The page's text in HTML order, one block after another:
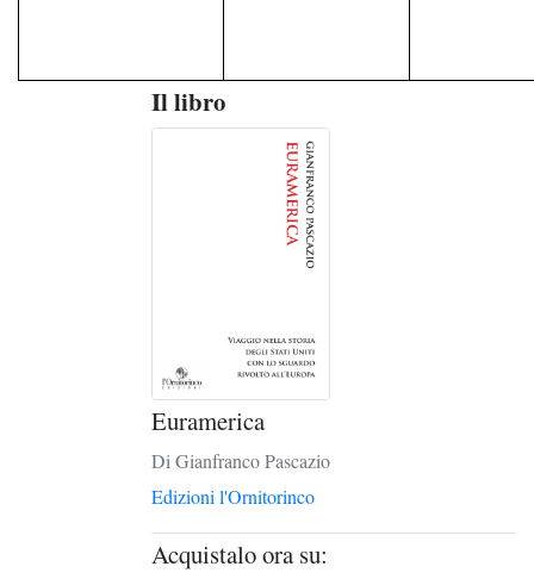
Il libro
Euramerica
Di Gianfranco Pascazio
Edizioni l'Ornitorinco
Acquistalo ora su: